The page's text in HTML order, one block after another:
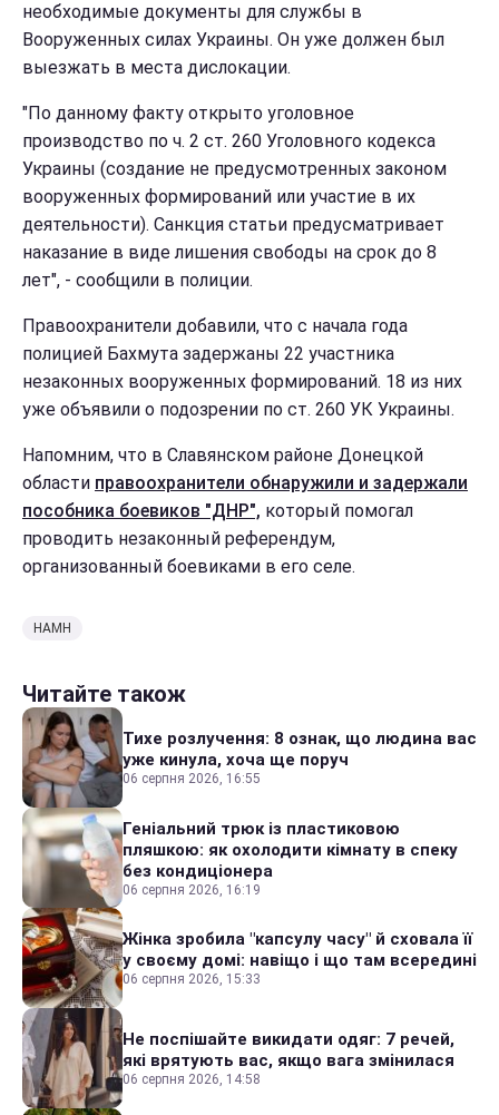
необходимые документы для службы в
Вооруженных силах Украины. Он уже должен был
выезжать в места дислокации.
"По данному факту открыто уголовное
производство по ч. 2 ст. 260 Уголовного кодекса
Украины (создание не предусмотренных законом
вооруженных формирований или участие в их
деятельности). Санкция статьи предусматривает
наказание в виде лишения свободы на срок до 8
лет", - сообщили в полиции.
Правоохранители добавили, что с начала года
полицией Бахмута задержаны 22 участника
незаконных вооруженных формирований. 18 из них
уже объявили о подозрении по ст. 260 УК Украины.
Напомним, что в Славянском районе Донецкой
области правоохранители обнаружили и задержали
пособника боевиков "ДНР", который помогал
проводить незаконный референдум,
организованный боевиками в его селе.
НАМН
Читайте також
Тихе розлучення: 8 ознак, що людина вас
уже кинула, хоча ще поруч
06 серпня 2026, 16:55
Геніальний трюк із пластиковою
пляшкою: як охолодити кімнату в спеку
без кондиціонера
06 серпня 2026, 16:19
Жінка зробила "капсулу часу" й сховала її
у своєму домі: навіщо і що там всередині
06 серпня 2026, 15:33
Не поспішайте викидати одяг: 7 речей,
які врятують вас, якщо вага змінилася
06 серпня 2026, 14:58